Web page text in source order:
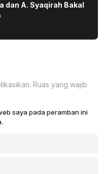
dan A. Syaqirah Bakal
Ruas yang wajib
saya pada peramban ini